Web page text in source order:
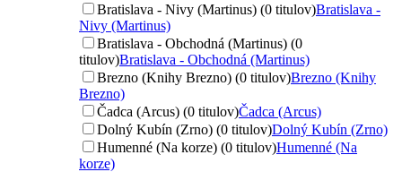
Bratislava - Nivy (Martinus) (0 titulov)Bratislava -
Nivy (Martinus)
Bratislava - Obchodná (Martinus) (0
titulov)Bratislava - Obchodná (Martinus)
Brezno (Knihy Brezno) (0 titulov)Brezno (Knihy
Brezno)
Čadca (Arcus) (0 titulov)Čadca (Arcus)
Dolný Kubín (Zrno) (0 titulov)Dolný Kubín (Zrno)
Humenné (Na korze) (0 titulov)Humenné (Na
korze)